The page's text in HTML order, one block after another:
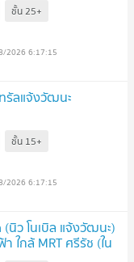
ชั้น25+
2026 6:17:15
รัลแจ้งวัฒนะ
ชั้น 15+
2026 6:17:15
นิว โนเบิล แจ้งวัฒนะ)
ใกล้ MRT ศรีรัช (ใน